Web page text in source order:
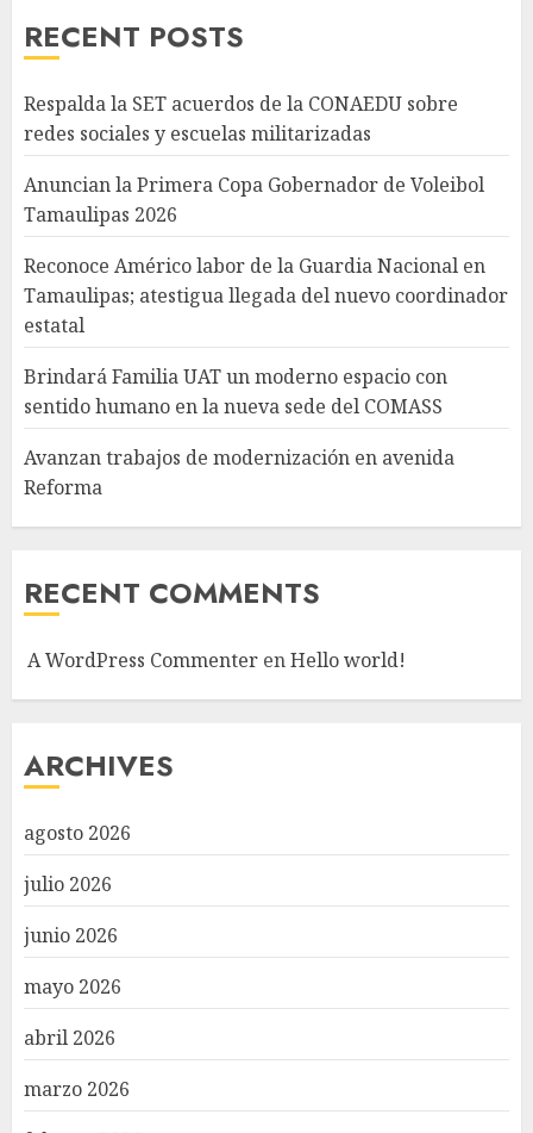
RECENT POSTS
Respalda la SET acuerdos de la CONAEDU sobre
redes sociales y escuelas militarizadas
Anuncian la Primera Copa Gobernador de Voleibol
Tamaulipas 2026
Reconoce Américo labor de la Guardia Nacional en
Tamaulipas; atestigua llegada del nuevo coordinador
estatal
Brindará Familia UAT un moderno espacio con
sentido humano en la nueva sede del COMASS
Avanzan trabajos de modernización en avenida
Reforma
RECENT COMMENTS
A WordPress Commenter enHello world!
ARCHIVES
agosto 2026
julio 2026
junio 2026
mayo 2026
abril 2026
marzo 2026